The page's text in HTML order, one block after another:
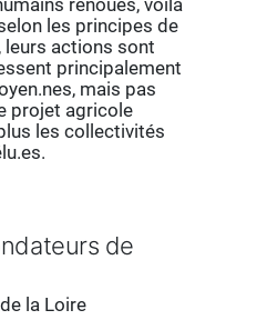
les principes de
leurs actions sont
principalement
mais pas
projet agricole
les collectivités
de
la Loire